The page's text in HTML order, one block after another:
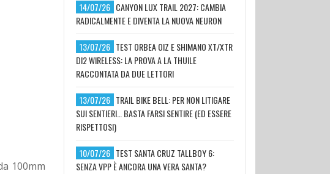
100mm
14/07/26 CANYON LUX TRAIL 2027: CAMBIA
RADICALMENTE E DIVENTA LA NUOVA NEURON
13/07/26 TEST ORBEA OIZ E SHIMANO XT/XTR
DI2 WIRELESS: LA PROVA A LA THUILE
RACCONTATA DA DUE LETTORI
13/07/26 TRAIL BIKE BELL: PER NON LITIGARE
SUI SENTIERI… BASTA FARSI SENTIRE (ED ESSERE
RISPETTOSI)
10/07/26 TEST SANTA CRUZ TALLBOY 6:
SENZA VPP È ANCORA UNA VERA SANTA?